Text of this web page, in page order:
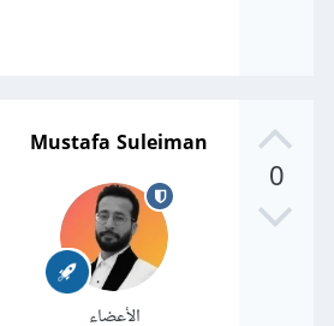
0
Mustafa Suleiman
الأعضاء